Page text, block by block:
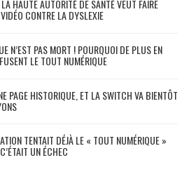
HAUTE AUTORITÉ DE SANTÉ VEUT FAIRE
CONTRE LA DYSLEXIE
N’EST PAS MORT ! POURQUOI DE PLUS EN
LE TOUT NUMÉRIQUE
PAGE HISTORIQUE, ET LA SWITCH VA BIENTÔT
TENTAIT DÉJÀ LE « TOUT NUMÉRIQUE »
UN ÉCHEC